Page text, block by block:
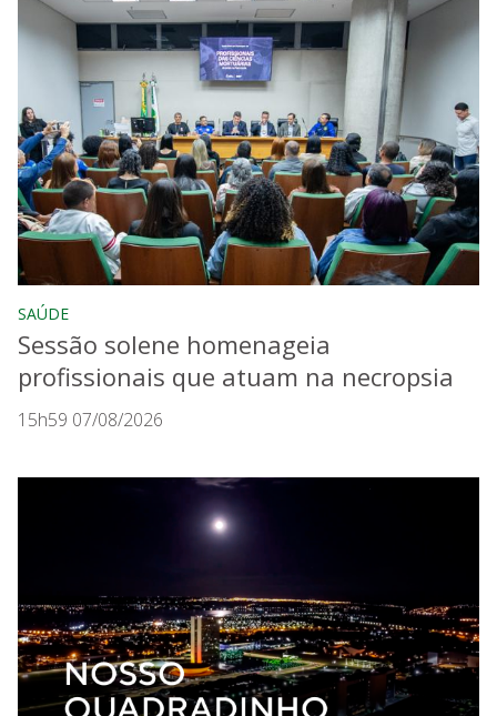
SAÚDE
Sessão solene homenageia
profissionais que atuam na necropsia
15h59 07/08/2026